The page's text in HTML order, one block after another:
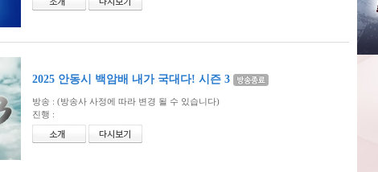
2025 안동시 백암배 내가 국대다! 시즌 3
방송 : (방송사 사정에 따라 변경 될 수 있습니다)
진행 :